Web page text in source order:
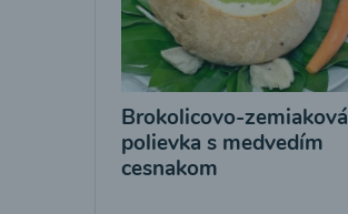
Brokolicovo-zemiaková
polievka s medvedím
cesnakom